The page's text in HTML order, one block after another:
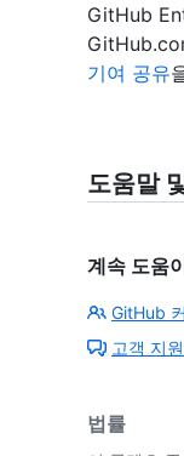
GitHub
기여 공유
도움말
계속 도움
GitHub
고객 지
법률